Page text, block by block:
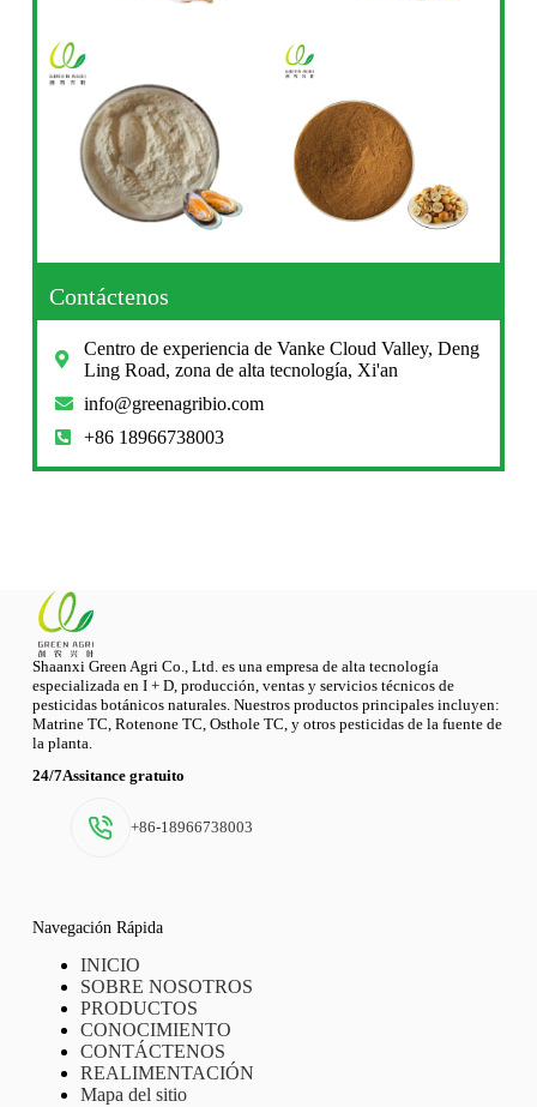
Contáctenos
Centro de experiencia de Vanke Cloud Valley, Deng
Ling Road, zona de alta tecnología, Xi'an
info@greenagribio.com
+86 18966738003
Shaanxi Green Agri Co., Ltd. es una empresa de alta tecnología
especializada en I + D, producción, ventas y servicios técnicos de
pesticidas botánicos naturales. Nuestros productos principales incluyen:
Matrine TC, Rotenone TC, Osthole TC, y otros pesticidas de la fuente de
la planta.
24/7Assitance gratuito
+86-18966738003
Navegación Rápida
INICIO
SOBRE NOSOTROS
PRODUCTOS
CONOCIMIENTO
CONTÁCTENOS
REALIMENTACIÓN
Mapa del sitio